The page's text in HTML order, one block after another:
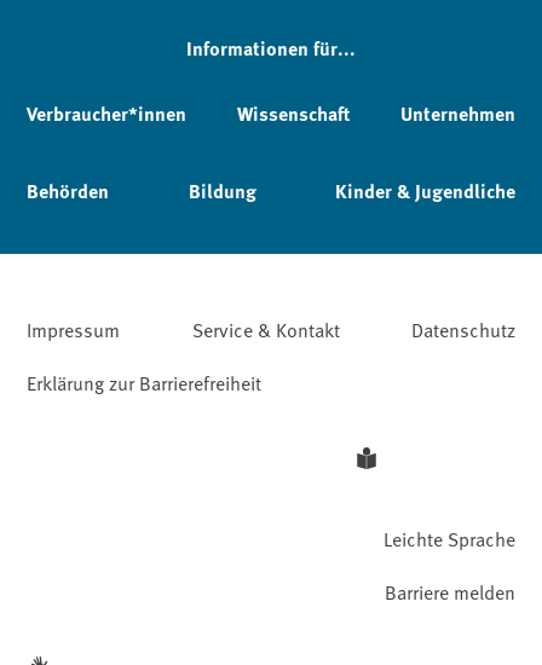
Informationen für...
Verbraucher*innen Wissenschaft Unternehmen
Behörden Bildung Kinder & Jugendliche
Impressum Service & Kontakt
Datenschutz
Erklärung zur Barrierefreiheit
Leichte Sprache
Barriere melden